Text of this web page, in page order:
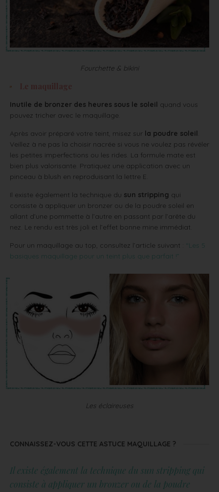
Fourchette & bikini
Inutile de bronzer des heures sous le soleil quand vous
pouvez tricher avec le maquillage.
Après avoir préparé votre teint, misez sur la poudre soleil
Veillez à ne pas la choisir nacrée si vous ne voulez pas révéler
les petites imperfections ou les rides. La formule mate est
bien plus valorisante. Pratiquez une application avec un
pinceau à blush en reproduisant la lettre E.
Il existe également la technique du sun stripping qui
consiste à appliquer un bronzer ou de la poudre soleil en
allant d’une pommette à l’autre en passant par l’arête du
nez. Le rendu est très joli et l’effet bonne mine immédiat.
Pour un maquillage au top, consultez l’article suivant : “Les 5
basiques maquillage pour un teint plus que parfait !”
Les éclaireuses
CONNAISSEZ-VOUS CETTE ASTUCE MAQUILLAGE ?
Il existe également la technique du sun stripping qui
consiste à appliquer un bronzer ou de la poudre